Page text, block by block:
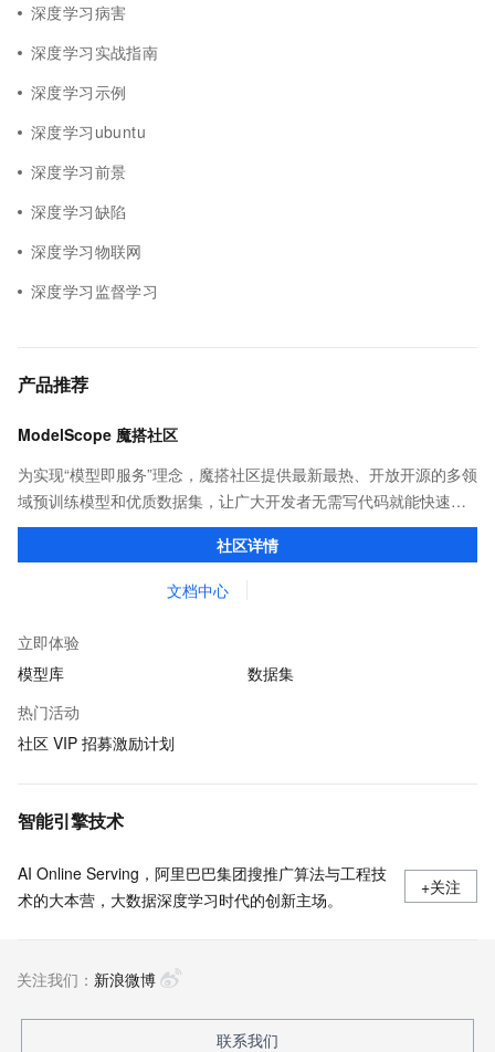
深度学习病害
深度学习实战指南
深度学习示例
深度学习ubuntu
深度学习前景
深度学习缺陷
深度学习物联网
深度学习监督学习
产品推荐
ModelScope 魔搭社区
为实现“模型即服务”理念，魔搭社区提供最新最热、开放开源的多领
域预训练模型和优质数据集，让广大开发者无需写代码就能快速体
验模型效果；同时提供抽象编程接口及SDK，对模型进行二次开
发，真正让模型应用到不同的场景中。
社区详情
文档中心
立即体验
模型库
数据集
热门活动
社区 VIP 招募激励计划
智能引擎技术
AI Online Serving，阿里巴巴集团搜推广算法与工程技
术的大本营，大数据深度学习时代的创新主场。
+关注
关注我们： 新浪微博
联系我们